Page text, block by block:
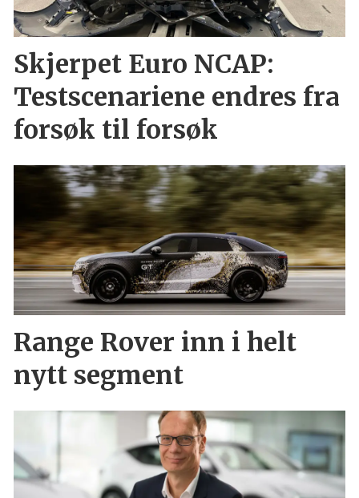
Skjerpet Euro NCAP:
Testscenariene endres fra
forsøk til forsøk
Range Rover inn i helt
nytt segment